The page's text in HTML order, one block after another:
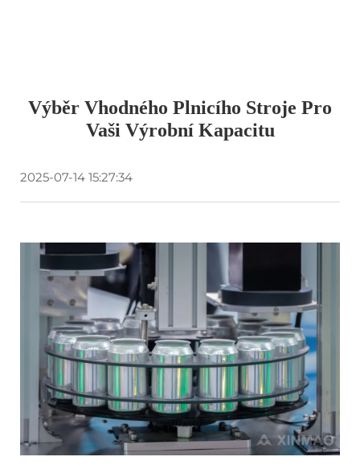
Výběr Vhodného Plnicího Stroje Pro
Vaši Výrobní Kapacitu
2025-07-14 15:27:34